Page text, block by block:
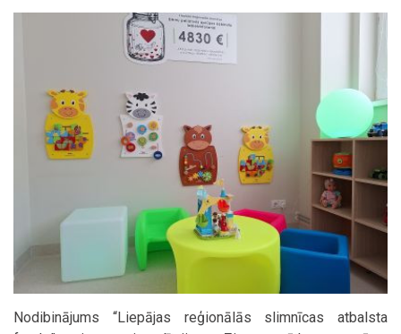
Nodibinājums “Liepājas reģionālās slimnīcas atbalsta